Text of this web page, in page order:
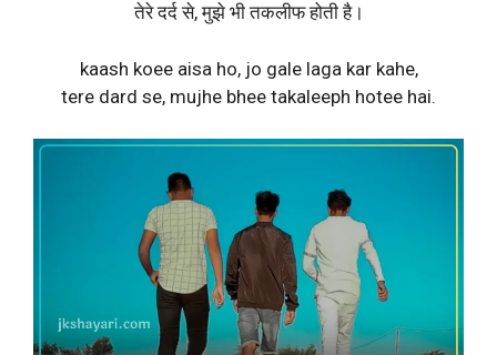
तेरे दर्द से, मुझे भी तकलीफ होती है।
kaash koee aisa ho, jo gale laga kar kahe,
tere dard se, mujhe bhee takaleeph hotee hai.